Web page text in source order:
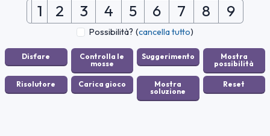
1 2 3 4 5 6 7 8 9
Possibilità? (cancella tutto)